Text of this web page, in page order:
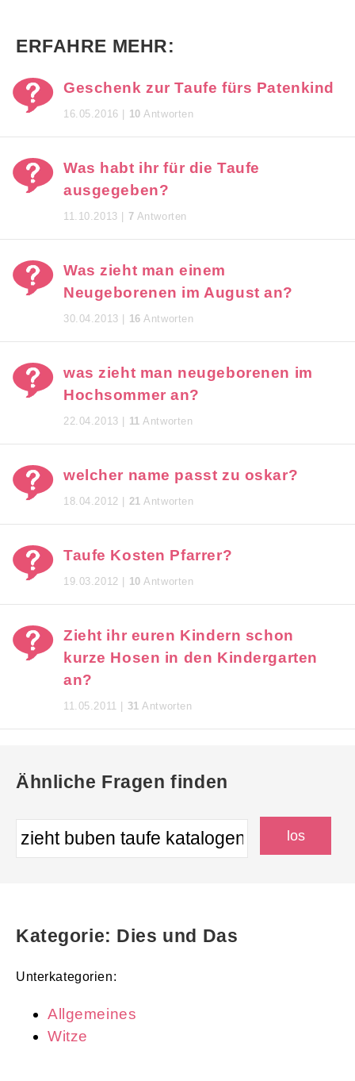
ERFAHRE MEHR:
Geschenk zur Taufe fürs Patenkind
16.05.2016 | 10 Antworten
Was habt ihr für die Taufe
ausgegeben?
11.10.2013 | 7 Antworten
Was zieht man einem
Neugeborenen im August an?
30.04.2013 | 16 Antworten
was zieht man neugeborenen im
Hochsommer an?
22.04.2013 | 11 Antworten
welcher name passt zu oskar?
18.04.2012 | 21 Antworten
Taufe Kosten Pfarrer?
19.03.2012 | 10 Antworten
Zieht ihr euren Kindern schon
kurze Hosen in den Kindergarten
an?
11.05.2011 | 31 Antworten
Ähnliche Fragen finden
Kategorie: Dies und Das
Unterkategorien:
Allgemeines
Witze